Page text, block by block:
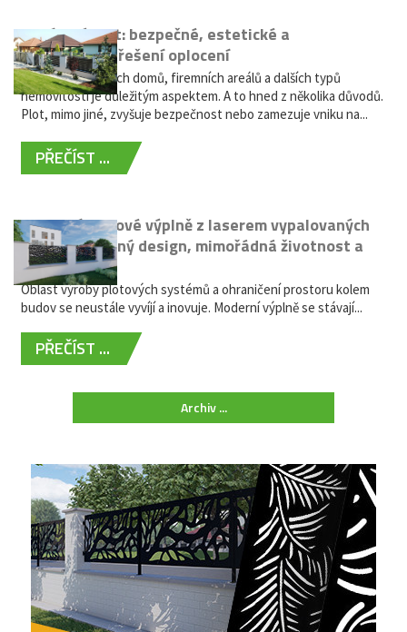
Hliníkový plot: bezpečné, estetické a
bezúdržbové řešení oplocení
Oplocení rodinných domů, firemních areálů a dalších typů
nemovitostí je důležitým aspektem. A to hned z několika důvodů.
Plot, mimo jiné, zvyšuje bezpečnost nebo zamezuje vniku na...
PŘEČÍST ...
Moderní plotové výplně z laserem vypalovaných
kovů: výjimečný design, mimořádná životnost a
žádná údržba
Oblast výroby plotových systémů a ohraničení prostoru kolem
budov se neustále vyvíjí a inovuje. Moderní výplně se stávají...
PŘEČÍST ...
Archiv ...